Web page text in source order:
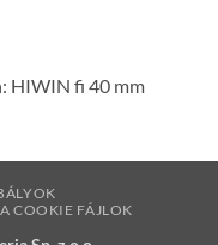
HIWIN fi 40 mm
COOKIE FÁJLOK